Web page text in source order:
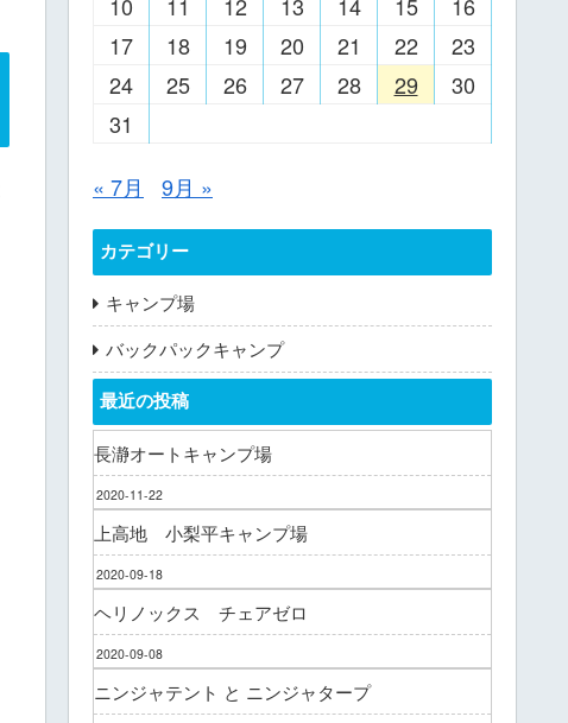
17
18 19 20 21 22
23
24
25 26 27 28 29
30
31
« 7月 9月 »
カテゴリー
キャンプ場
バックパックキャンプ
最近の投稿
長瀞オートキャンプ場
2020-11-22
上高地 小梨平キャンプ場
2020-09-18
ヘリノックス チェアゼロ
2020-09-08
ニンジャテント と ニンジャタープ